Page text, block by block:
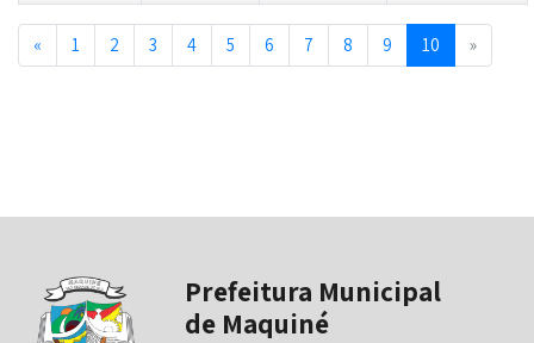
« Previous
1 2 3 4 5 6 7 8 9 10 »Next
Prefeitura Municipal
de Maquiné